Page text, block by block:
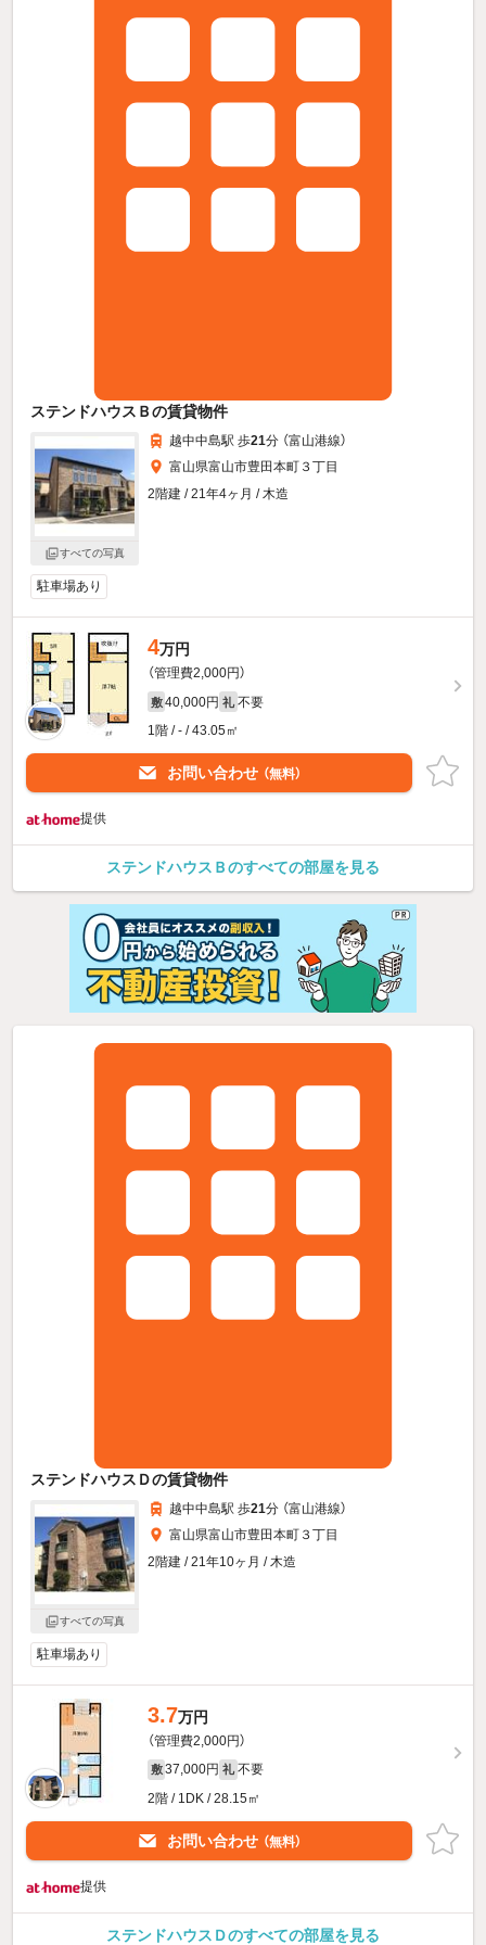
ステンドハウスＢの賃貸物件
すべての写真
越中中島駅 歩21分 （富山港線）
富山県富山市豊田本町３丁目
2階建 / 21年4ヶ月 / 木造
駐車場あり
4万円
（管理費2,000円）
敷 40,000円 礼 不要
1階 / - / 43.05㎡
お問い合わせ （無料）
提供
ステンドハウスＢのすべての部屋を見る
ステンドハウスＤの賃貸物件
すべての写真
越中中島駅 歩21分 （富山港線）
富山県富山市豊田本町３丁目
2階建 / 21年10ヶ月 / 木造
駐車場あり
3.7万円
（管理費2,000円）
敷 37,000円 礼 不要
2階 / 1DK / 28.15㎡
お問い合わせ （無料）
提供
ステンドハウスＤのすべての部屋を見る